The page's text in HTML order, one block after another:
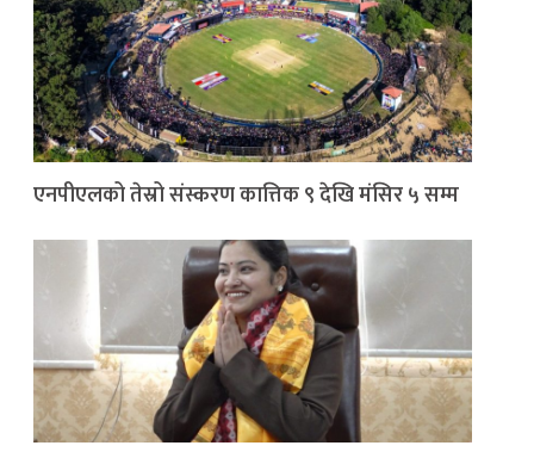
एनपीएलको तेस्रो संस्करण कात्तिक ९ देखि मंसिर ५ सम्म